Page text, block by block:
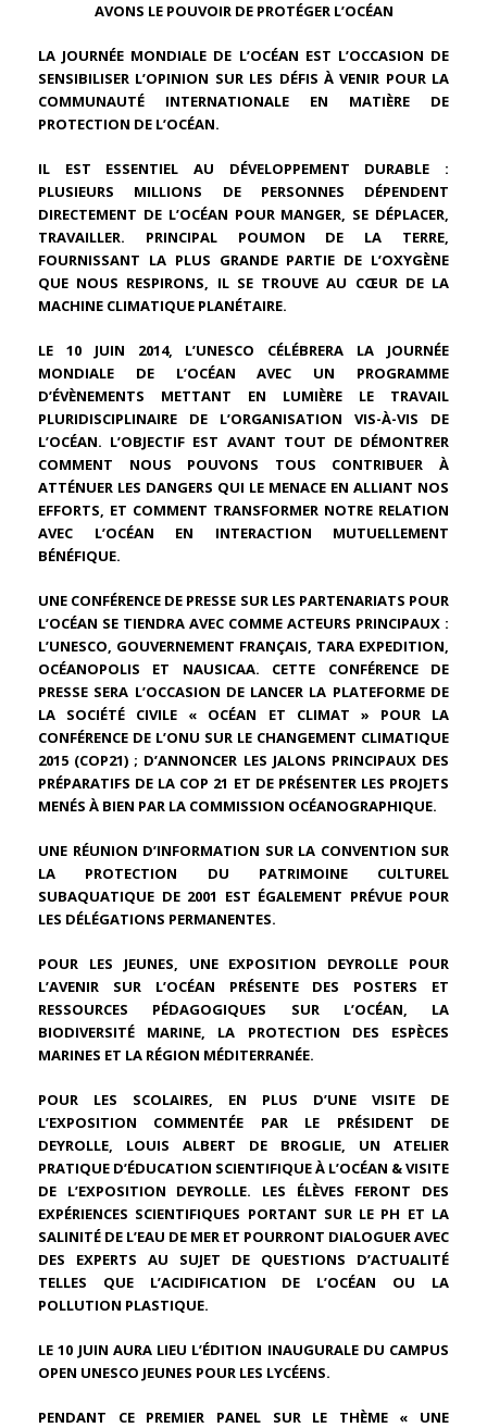
AVONS LE POUVOIR DE PROTÉGER L’OCÉAN
LA JOURNÉE MONDIALE DE L’OCÉAN EST L’OCCASION DE
SENSIBILISER L’OPINION SUR LES DÉFIS À VENIR POUR LA
COMMUNAUTÉ INTERNATIONALE EN MATIÈRE DE
PROTECTION DE L’OCÉAN.
IL EST ESSENTIEL AU DÉVELOPPEMENT DURABLE :
PLUSIEURS MILLIONS DE PERSONNES DÉPENDENT
DIRECTEMENT DE L’OCÉAN POUR MANGER, SE DÉPLACER,
TRAVAILLER. PRINCIPAL POUMON DE LA TERRE,
FOURNISSANT LA PLUS GRANDE PARTIE DE L’OXYGÈNE
QUE NOUS RESPIRONS, IL SE TROUVE AU CŒUR DE LA
MACHINE CLIMATIQUE PLANÉTAIRE.
LE 10 JUIN 2014, L’UNESCO CÉLÉBRERA LA JOURNÉE
MONDIALE DE L’OCÉAN AVEC UN PROGRAMME
D’ÉVÈNEMENTS METTANT EN LUMIÈRE LE TRAVAIL
PLURIDISCIPLINAIRE DE L’ORGANISATION VIS-À-VIS DE
L’OCÉAN. L’OBJECTIF EST AVANT TOUT DE DÉMONTRER
COMMENT NOUS POUVONS TOUS CONTRIBUER À
ATTÉNUER LES DANGERS QUI LE MENACE EN ALLIANT NOS
EFFORTS, ET COMMENT TRANSFORMER NOTRE RELATION
AVEC L’OCÉAN EN INTERACTION MUTUELLEMENT
BÉNÉFIQUE.
UNE CONFÉRENCE DE PRESSE SUR LES PARTENARIATS POUR
L’OCÉAN SE TIENDRA AVEC COMME ACTEURS PRINCIPAUX :
L’UNESCO, GOUVERNEMENT FRANÇAIS, TARA EXPEDITION,
OCÉANOPOLIS ET NAUSICAA. CETTE CONFÉRENCE DE
PRESSE SERA L’OCCASION DE LANCER LA PLATEFORME DE
LA SOCIÉTÉ CIVILE « OCÉAN ET CLIMAT » POUR LA
CONFÉRENCE DE L’ONU SUR LE CHANGEMENT CLIMATIQUE
2015 (COP21) ; D’ANNONCER LES JALONS PRINCIPAUX DES
PRÉPARATIFS DE LA COP 21 ET DE PRÉSENTER LES PROJETS
MENÉS À BIEN PAR LA COMMISSION OCÉANOGRAPHIQUE.
UNE RÉUNION D’INFORMATION SUR LA CONVENTION SUR
LA PROTECTION DU PATRIMOINE CULTUREL
SUBAQUATIQUE DE 2001 EST ÉGALEMENT PRÉVUE POUR
LES DÉLÉGATIONS PERMANENTES.
POUR LES JEUNES, UNE EXPOSITION DEYROLLE POUR
L’AVENIR SUR L’OCÉAN PRÉSENTE DES POSTERS ET
RESSOURCES PÉDAGOGIQUES SUR L’OCÉAN, LA
BIODIVERSITÉ MARINE, LA PROTECTION DES ESPÈCES
MARINES ET LA RÉGION MÉDITERRANÉE.
POUR LES SCOLAIRES, EN PLUS D’UNE VISITE DE
L’EXPOSITION COMMENTÉE PAR LE PRÉSIDENT DE
DEYROLLE, LOUIS ALBERT DE BROGLIE, UN ATELIER
PRATIQUE D’ÉDUCATION SCIENTIFIQUE À L’OCÉAN & VISITE
DE L’EXPOSITION DEYROLLE. LES ÉLÈVES FERONT DES
EXPÉRIENCES SCIENTIFIQUES PORTANT SUR LE PH ET LA
SALINITÉ DE L’EAU DE MER ET POURRONT DIALOGUER AVEC
DES EXPERTS AU SUJET DE QUESTIONS D’ACTUALITÉ
TELLES QUE L’ACIDIFICATION DE L’OCÉAN OU LA
POLLUTION PLASTIQUE.
LE 10 JUIN AURA LIEU L’ÉDITION INAUGURALE DU CAMPUS
OPEN UNESCO JEUNES POUR LES LYCÉENS.
PENDANT CE PREMIER PANEL SUR LE THÈME « UNE